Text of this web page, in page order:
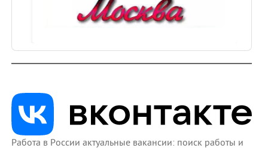
Работа в России актуальные вакансии: поиск работы и